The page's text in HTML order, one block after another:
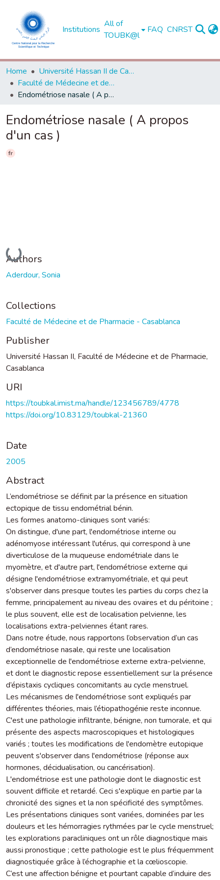
Institutions
All of
TOUBK@l
FAQ CNRST
Home
Université Hassan II de Casablanca
Faculté de Médecine et de Pharmacie - Casablanca
Endométriose nasale ( A propos d'un cas )
Endométriose nasale ( A propos
d'un cas )
fr
Loading...
Authors
Aderdour, Sonia
Collections
Faculté de Médecine et de Pharmacie - Casablanca
Publisher
Université Hassan II, Faculté de Médecine et de Pharmacie,
Casablanca
URI
https://toubkal.imist.ma/handle/123456789/4778
https://doi.org/10.83129/toubkal-21360
Date
2005
Abstract
L’endométriose se définit par la présence en situation
ectopique de tissu endométrial bénin.
Les formes anatomo-cliniques sont variés:
On distingue, d'une part, l'endométriose interne ou
adénomyose intéressant l'utérus, qui correspond à une
diverticulose de la muqueuse endométriale dans le
myomètre, et d'autre part, l'endométriose externe qui
désigne l'endométriose extramyométriale, et qui peut
s'observer dans presque toutes les parties du corps chez la
femme, principalement au niveau des ovaires et du péritoine ;
le plus souvent, elle est de localisation pelvienne, les
localisations extra-pelviennes étant rares.
Dans notre étude, nous rapportons l’observation d’un cas
d’endométriose nasale, qui reste une localisation
exceptionnelle de l'endométriose externe extra-pelvienne,
et dont le diagnostic repose essentiellement sur la présence
d’épistaxis cycliques concomitants au cycle menstruel.
Les mécanismes de l'endométriose sont expliqués par
différentes théories, mais l’étiopathogénie reste inconnue.
C'est une pathologie infiltrante, bénigne, non tumorale, et qui
présente des aspects macroscopiques et histologiques
variés ; toutes les modifications de l'endomètre eutopique
peuvent s'observer dans l'endométriose (réponse aux
hormones, décidualisation, ou cancérisation).
L'endométriose est une pathologie dont le diagnostic est
souvent difficile et retardé. Ceci s'explique en partie par la
chronicité des signes et la non spécificité des symptômes.
Les présentations cliniques sont variées, dominées par les
douleurs et les hémorragies rythmées par le cycle menstruel;
les explorations paracliniques ont un rôle diagnostique mais
aussi pronostique ; cette pathologie est le plus fréquemment
diagnostiquée grâce à l’échographie et la cœlioscopie.
C’est une affection bénigne et pourtant capable d’induire des